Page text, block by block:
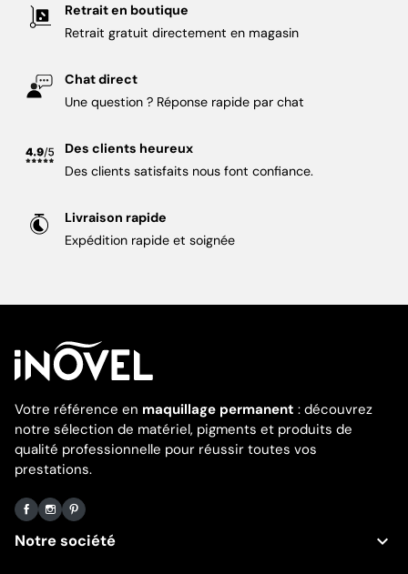
Retrait en boutique
Retrait gratuit directement en magasin
Chat direct
Une question ? Réponse rapide par chat
Des clients heureux
Des clients satisfaits nous font confiance.
Livraison rapide
Expédition rapide et soignée
Votre référence en maquillage permanent : découvrez
notre sélection de matériel, pigments et produits de
qualité professionnelle pour réussir toutes vos
prestations.
Facebook
Instagram
Pinterest
Notre société 